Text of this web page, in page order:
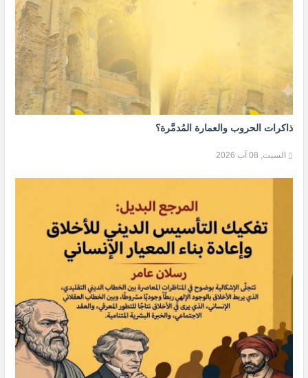
ذاكرات الحروب والعمارة المُدمَّرة؟
السبت, 08 آب 2026